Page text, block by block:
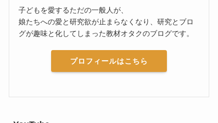
子どもを愛するただの一般人が、
娘たちへの愛と研究欲が止まらなくなり、研究とブロ
グが趣味と化してしまった教材オタクのブログです。
プロフィールはこちら